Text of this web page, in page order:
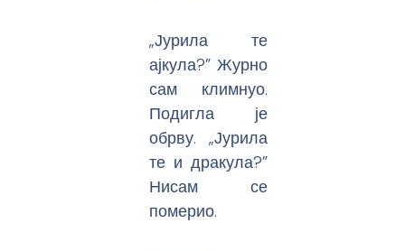
„Јурила те
ајкула?” Журно
сам климнуо.
Подигла је
обрву. „Јурила
те и дракула?”
Нисам се
померио.